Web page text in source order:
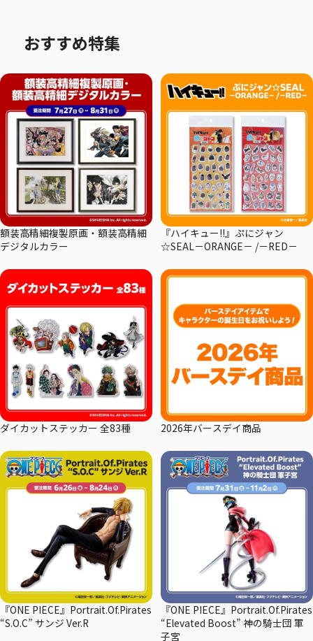
おすすめ特集
額装高精細複製原画・額装高精細
デジタルカラー
『ハイキュー!!』ぷにジャン
☆SEAL－ORANGE－ /－RED－
ダイカットステッカー 全83種 2026年バースデイ商品
『ONE PIECE』Portrait.Of.Pirates
“S.O.C” サンジ Ver.R
『ONE PIECE』Portrait.Of.Pirates
“Elevated Boost” 神の騎士団 軍
子宮